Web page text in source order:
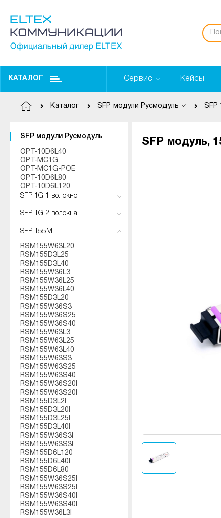
КАТАЛОГ Сервис Кейсы
Каталог SFP модули Русмодуль SFP
SFP модули Русмодуль
OPT-10D6L40
OPT-MC1G
OPT-MC1G-POE
OPT-10D6L80
OPT-10D6L120
SFP 1G 1 волокно
SFP 1G 2 волокна
SFP 155M
RSM155W63L20
RSM155D3L25
RSM155D3L40
RSM155W36L3
RSM155W36L25
RSM155W36L40
RSM155D3L20
RSM155W36S3
RSM155W36S25
RSM155W36S40
RSM155W63L3
RSM155W63L25
RSM155W63L40
RSM155W63S3
RSM155W63S25
RSM155W63S40
RSM155W36S20I
RSM155W63S20I
RSM155D3L2I
RSM155D3L20I
RSM155D3L25I
RSM155D3L40I
RSM155W36S3I
RSM155W63S3I
RSM155D6L120
RSM155D6L40I
RSM155D6L80
RSM155W36S25I
RSM155W63S25I
RSM155W36S40I
RSM155W63S40I
RSM155W36L3I
SFP модуль,